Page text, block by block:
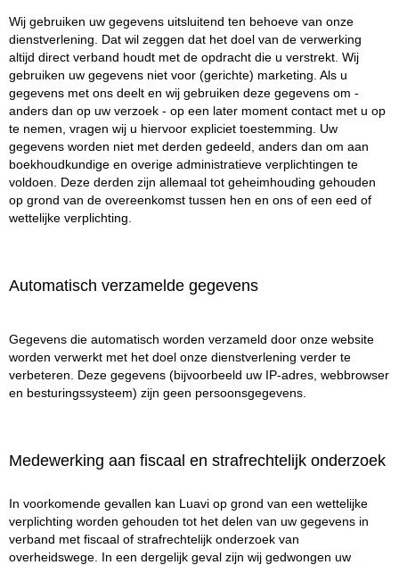
Wij gebruiken uw gegevens uitsluitend ten behoeve van onze
dienstverlening. Dat wil zeggen dat het doel van de verwerking
altijd direct verband houdt met de opdracht die u verstrekt. Wij
gebruiken uw gegevens niet voor (gerichte) marketing. Als u
gegevens met ons deelt en wij gebruiken deze gegevens om -
anders dan op uw verzoek - op een later moment contact met u op
te nemen, vragen wij u hiervoor expliciet toestemming. Uw
gegevens worden niet met derden gedeeld, anders dan om aan
boekhoudkundige en overige administratieve verplichtingen te
voldoen. Deze derden zijn allemaal tot geheimhouding gehouden
op grond van de overeenkomst tussen hen en ons of een eed of
wettelijke verplichting.
Automatisch verzamelde gegevens
Gegevens die automatisch worden verzameld door onze website
worden verwerkt met het doel onze dienstverlening verder te
verbeteren. Deze gegevens (bijvoorbeeld uw IP-adres, webbrowser
en besturingssysteem) zijn geen persoonsgegevens.
Medewerking aan fiscaal en strafrechtelijk onderzoek
In voorkomende gevallen kan Luavi op grond van een wettelijke
verplichting worden gehouden tot het delen van uw gegevens in
verband met fiscaal of strafrechtelijk onderzoek van
overheidswege. In een dergelijk geval zijn wij gedwongen uw